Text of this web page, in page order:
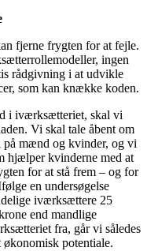
fjerne frygten for at fejle.
ingen
rådgivning i at udvikle
som kan knække koden.
i iværksætteriet, skal vi
Vi skal tale åbent om
på mænd og kvinder, og vi
hjælper kvinderne med at
for at stå frem – og for
en undersøgelse
iværksættere 25
end mandlige
fra, går vi således
potentiale.